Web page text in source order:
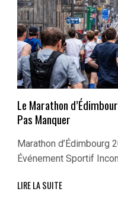
Le Marathon
Pas Manquer
Marathon d’Édimbourg
Événement Sportif
LIRE LA SUITE